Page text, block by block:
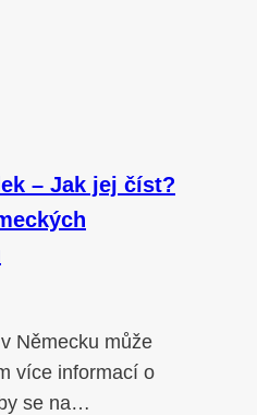
– Jak jej číst?
Německu může
více informací o
se na…